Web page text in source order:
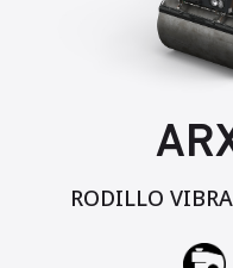
RODILLO